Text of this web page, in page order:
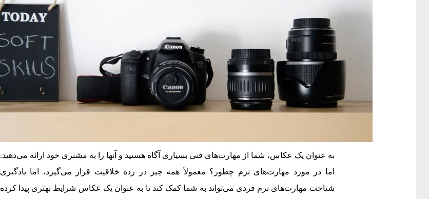
به عنوان یک عکاس، شما از مهارت‌های فنی بسیاری آگاه هستید و آنها را به مشتری خود ارائه می‌دهید.
اما در مورد مهارت‌های نرم چطور؟ معمولاً همه چیز در رده خلاقیت قرار می‌گیرد، اما یادگیری
شناخت مهارت‌های نرم فردی می‌تواند به شما کمک کند تا به عنوان یک عکاس شرایط بهتری پیدا کرده